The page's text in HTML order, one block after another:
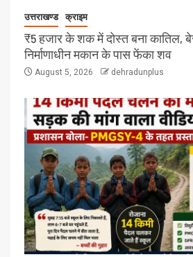
उत्तराखण्ड क्राइम
₹5 हजार के शक में दोस्त बना कातिल,
निर्माणाधीन मकान के पास फेंका शव
August 5, 2026 dehradunplus